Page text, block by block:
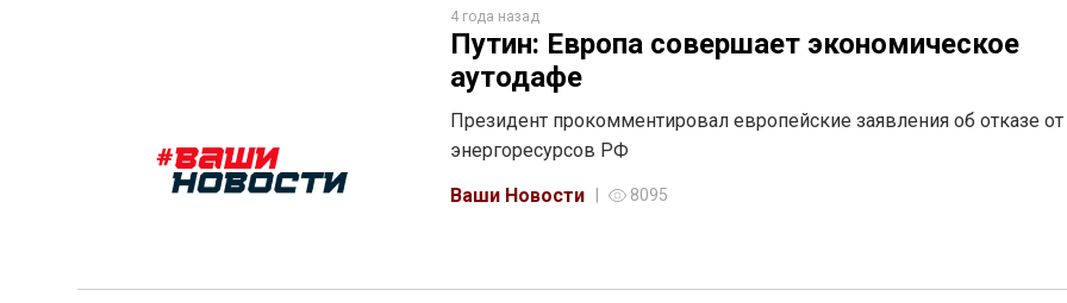
4 года назад
Путин: Европа совершает экономическое
аутодафе
Президент прокомментировал европейские заявления об отказе от
энергоресурсов РФ
Ваши Новости
8095